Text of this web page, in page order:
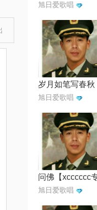
旭日爱歌唱
岁月如笔写春秋
旭日爱歌唱
旭日爱歌唱